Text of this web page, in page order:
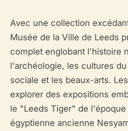
Avec une collection
Musée de la Ville de Leeds
complet englobant l'histoire
l'archéologie, les cultures
sociale et les beaux-arts.
explorer des expositions
le "Leeds Tiger" de
égyptienne ancienne